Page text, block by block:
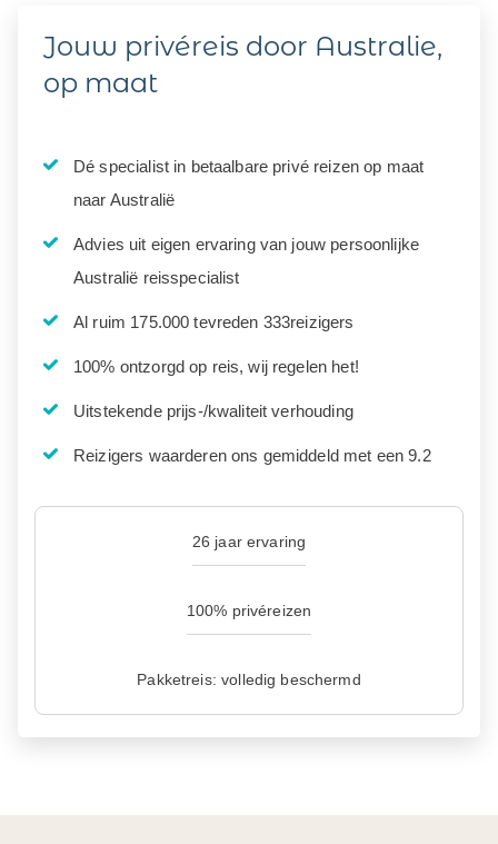
Jouw privéreis door Australie,
op maat
Dé specialist in betaalbare privé reizen op maat
naar Australië
Advies uit eigen ervaring van jouw persoonlijke
Australië reisspecialist
Al ruim 175.000 tevreden 333reizigers
100% ontzorgd op reis, wij regelen het!
Uitstekende prijs-/kwaliteit verhouding
Reizigers waarderen ons gemiddeld met een 9.2
26 jaar ervaring
100% privéreizen
Pakketreis: volledig beschermd